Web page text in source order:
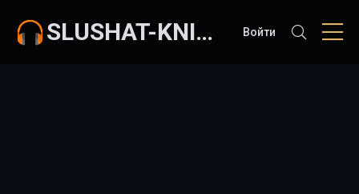
SLUSHAT-KNIGI.COM Войти